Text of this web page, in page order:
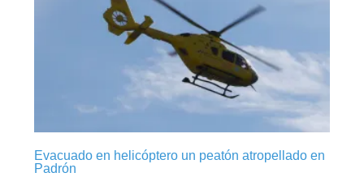
Evacuado en helicóptero un peatón atropellado en
Padrón